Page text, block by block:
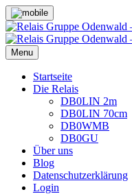
Skip
to
content
Menu
Startseite
Die Relais
DB0LIN 2m
DB0LIN 70cm
DB0WMB
DB0GU
Über uns
Blog
Datenschutzerklärung
Login